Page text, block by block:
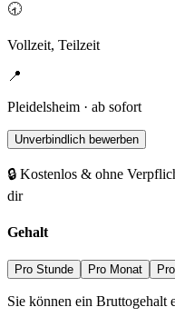
🕣
Vollzeit, Teilzeit
📍
Pleidelsheim · ab sofort
Unverbindlich bewerben
🔒 Kostenlos & ohne
dir
Gehalt
Pro Stunde Pro Monat
Sie können ein Bruttogehalt